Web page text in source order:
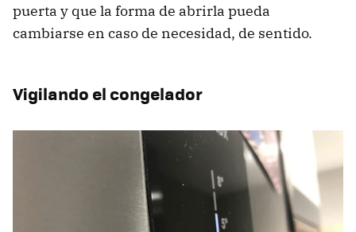
puerta y que la forma de abrirla pueda
cambiarse en caso de necesidad, de sentido.
Vigilando el congelador